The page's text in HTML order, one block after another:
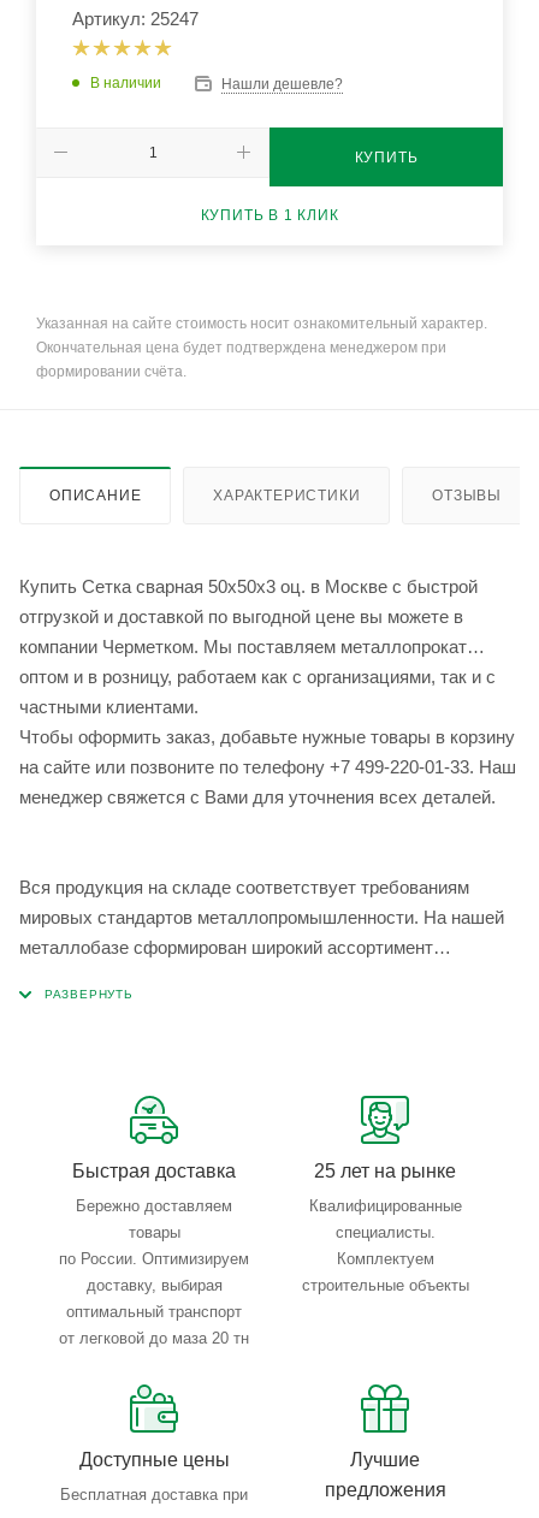
Артикул: 25247
В наличии Нашли дешевле?
КУПИТЬ
КУПИТЬ В 1 КЛИК
Указанная на сайте стоимость носит ознакомительный характер.
Окончательная цена будет подтверждена менеджером при
формировании счёта.
ОПИСАНИЕ ХАРАКТЕРИСТИКИ ОТЗЫВЫ
Купить Сетка сварная 50х50х3 оц. в Москве с быстрой
отгрузкой и доставкой по выгодной цене вы можете в
компании Черметком. Мы поставляем металлопрокат
оптом и в розницу, работаем как с организациями, так и с
частными клиентами.
Чтобы оформить заказ, добавьте нужные товары в корзину
на сайте или позвоните по телефону +7 499-220-01-33. Наш
менеджер свяжется с Вами для уточнения всех деталей.
Вся продукция на складе соответствует требованиям
мировых стандартов металлопромышленности. На нашей
металлобазе сформирован широкий ассортимент
Быстрая доставка
Бережно доставляем
товары
по России. Оптимизируем
доставку, выбирая
оптимальный транспорт
от легковой до маза 20 тн
25 лет на рынке
Квалифицированные
специалисты.
Комплектуем
строительные объекты
Доступные цены
Бесплатная доставка при
Лучшие
предложения